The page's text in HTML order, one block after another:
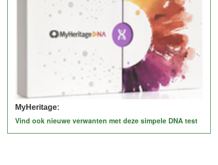
MyHeritage:
Vind ook nieuwe verwanten met deze simpele DNA test